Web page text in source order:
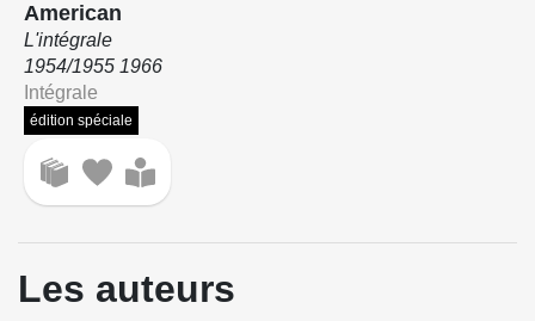
American
L'intégrale
1954/1955 1966
Intégrale
édition spéciale
Les auteurs